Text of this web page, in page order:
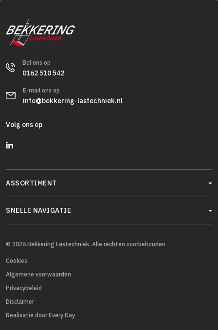
Bel ons op
0162 510 542
E-mail ons op
info@bekkering-lastechniek.nl
Volg ons op
ASSORTIMENT
SNELLE NAVIGATIE
© 2026 Bekkering Lastechniek. Alle rechten voorbehouden
Cookies
Algemene voorwaarden
Privacybeleid
Disclaimer
Realisatie door Every Day